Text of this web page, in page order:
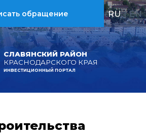
СЛАВЯНСКИЙ РАЙОН
КРАСНОДАРСКОГО КРАЯ
ИНВЕСТИЦИОННЫЙ ПОРТАЛ
обращение RU | EN